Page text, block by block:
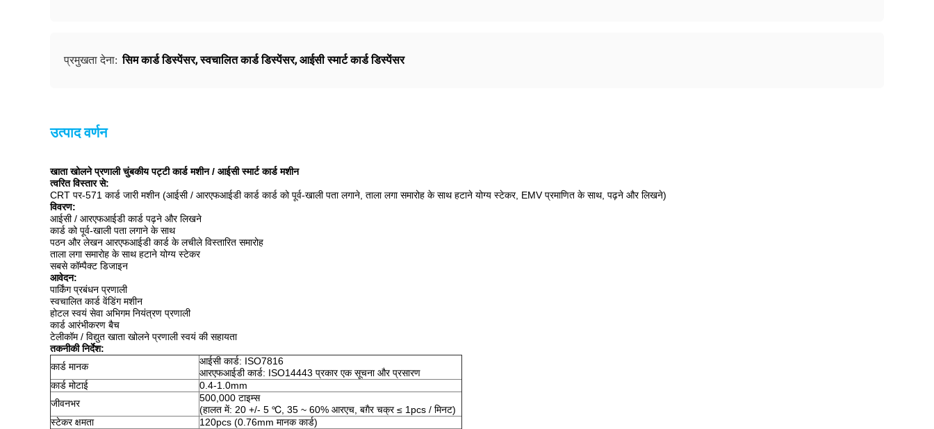
प्रमुखता देना: सिम कार्ड डिस्पेंसर,स्वचालित कार्ड डिस्पेंसर,आईसी स्मार्ट कार्ड डिस्पेंसर
उत्पाद वर्णन
खाता खोलने प्रणाली चुंबकीय पट्टी कार्ड मशीन / आईसी स्मार्ट कार्ड मशीन
त्वरित विस्तार से:
CRT पर-571 कार्ड जारी मशीन (आईसी / आरएफआईडी कार्ड कार्ड को पूर्व-खाली पता लगाने, ताला लगा समारोह के साथ हटाने योग्य स्टेकर, EMV प्रमाणित के साथ, पढ़ने और लिखने)
विवरण:
आईसी / आरएफआईडी कार्ड पढ़ने और लिखने
कार्ड को पूर्व-खाली पता लगाने के साथ
पठन और लेखन आरएफआईडी कार्ड के लचीले विस्तारित समारोह
ताला लगा समारोह के साथ हटाने योग्य स्टेकर
सबसे कॉम्पैक्ट डिजाइन
आवेदन:
पार्किंग प्रबंधन प्रणाली
स्वचालित कार्ड वेंडिंग मशीन
होटल स्वयं सेवा अभिगम नियंत्रण प्रणाली
कार्ड आरंभीकरण बैच
टेलीकॉम / विद्युत खाता खोलने प्रणाली स्वयं की सहायता
तकनीकी निर्देश:
कार्ड मानक
आईसी कार्ड: ISO7816
आरएफआईडी कार्ड: ISO14443 प्रकार एक सूचना और प्रसारण
कार्ड मोटाई
0.4-1.0mm
जीवनभर
500,000 टाइम्स
(हालत में: 20 +/- 5 ℃, 35 ~ 60% आरएच, बग़ैर चक्र ≤ 1pcs / मिनट)
स्टेकर क्षमता
120pcs (0.76mm मानक कार्ड)